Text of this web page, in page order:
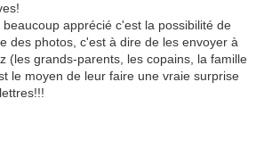
apprécié c'est la possibilité de
des photos, c'est à dire de les envoyer à
(les grands-parents, les copains, la famille
le moyen de leur faire une vraie surprise